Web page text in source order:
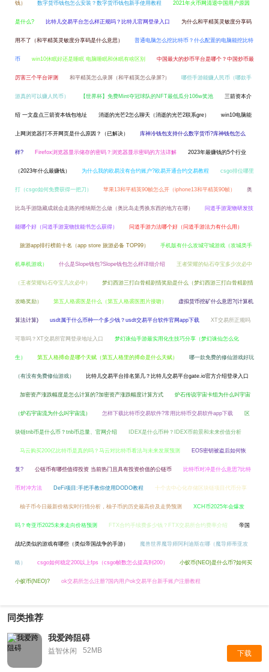
钱） 数字货币钱包怎么安装？数字货币钱包新手使用教程 2021年火币网清退中国用户原因
是什么? 比特儿交易平台怎么样正规吗？比特儿官网登录入口 为什么和平精英灵敏度分享码
用不了（和平精英灵敏度分享码是什么意思） 普通电脑怎么挖比特币？什么配置的电脑能挖比特
币 win10休眠好还是睡眠 电脑睡眠和休眠有啥区别 中国最大的炒币平台是哪个？中国炒币最
厉害三个平台评测 和平精英怎么录屏（和平精英怎么录屏?） 哪些手游能赚人民币（哪款手
游真的可以赚人民币） 【世界杯】免费Mint夺冠球队的NFT最低瓜分106w奖池 三箭资本介
绍 一文盘点三箭资本钱包地址 消逝的光芒2怎么聊天（消逝的光芒2联系gre） win10电脑能
上网浏览器打不开网页是什么原因？（已解决） 库神冷钱包支持什么数字货币?库神钱包怎么
样? Firefox浏览器显示储存的密码？浏览器显示密码的方法详解 2023年最赚钱的5个行业
（2023年什么最赚钱） 为什么我的欧易没有合约账户?欧易开通合约交易教程 csgo排位哪里
打（csgo如何免费获得一把刀） 苹果13和平精英90帧怎么开（iphone13和平精英90帧） 奥
比岛手游隐藏成就会走路的维纳斯怎么做（奥比岛走秀换东西的地方在哪） 问道手游宠物研发技
能哪个好（问道手游宠物技能书怎么获得） 问道手游力法哪个好（问道手游法力有什么用）
旅游app排行榜前十名（app store 旅游必备 TOP99） 手机版有什么攻城守城游戏（攻城类手
机单机游戏） 什么是Slope钱包?Slope钱包怎么样详细介绍 王者荣耀的钻石夺宝多少次必中
（王者荣耀钻石夺宝几次必中） 梦幻西游三打白骨精剧情奖励是什么（梦幻西游三打白骨精剧情
攻略奖励） 第五人格裘医是什么（第五人格裘医图片接吻） 虚拟货币挖矿什么意思?(计算机
算法计算) usdt属于什么币种一个多少钱？usdt交易平台软件官网app下载 XT交易所正规吗
可靠吗？XT交易所官网登录地址入口 梦幻诛仙手游最实用化生技巧分享（梦幻诛仙怎么化
生） 第五人格搏命是哪个天赋（第五人格里的搏命是什么天赋） 哪一款免费的修仙游戏好玩
（有没有免费修仙游戏） 比特儿交易平台排名第几？比特儿交易平台gate.io官方介绍登录入口
加密资产涨跌幅度是怎么计算的?加密资产涨跌幅度计算方式 炉石传说宇宙卡组为什么叫宇宙
（炉石宇宙流为什么叫宇宙流） 怎样下载比特币交易软件?常用比特币交易软件app下载 区
块链tnb币是什么币？tnb币总量、官网介绍 IDEX是什么币种？IDEX币前景和未来价值分析
马云购买200亿比特币是真的吗？马云对比特币看法与未来发展预测 EOS密钥被盗后如何恢
复? 公链币有哪些值得投资 当前热门且具有投资价值的公链币 比特币对冲是什么意思?比特
币对冲方法 DeFi项目:手把手教你使用DODO教程 十个去中心化存储区块链项目代币分享
柚子币今日最新价格实时行情分析，柚子币的历史最高价及走势预测 XCH币2025年会爆发
吗？奇亚币2025未来走向价格预测 FTX合约手续费多少钱？FTX交易所合约费率介绍 帝国
战纪类似的游戏有哪些（类似帝国战争的手游） 魔兽世界魔导师阿利迪斯在哪（魔导师蒂亚攻
略） csgo如何稳定200以上fps（csgo帧数怎么提高到200） 小蚁币(NEO)是什么币?如何买
小蚁币(NEO)? ok交易所怎么注册?国内用户ok交易平台新手账户注册教程
同类推荐
我爱跨阻碍
益智休闲 52MB 下载